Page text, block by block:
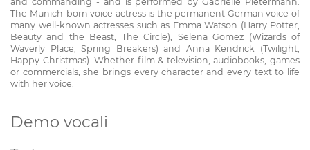
The Munich-born voice actress is the permanent German voice of
many well-known actresses such as Emma Watson (Harry Potter,
Beauty and the Beast, The Circle), Selena Gomez (Wizards of
Waverly Place, Spring Breakers) and Anna Kendrick (Twilight,
Happy Christmas). Whether film & television, audiobooks, games
or commercials, she brings every character and every text to life
with her voice.
Demo vocali